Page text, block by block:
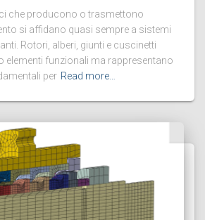
che producono o trasmettono
si affidano quasi sempre a sistemi
Rotori, alberi, giunti e cuscinetti
elementi funzionali ma rappresentano
per Read more…